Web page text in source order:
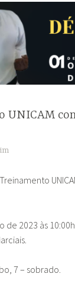
UNICAM
2023 às 10:00h
7 – sobrado.